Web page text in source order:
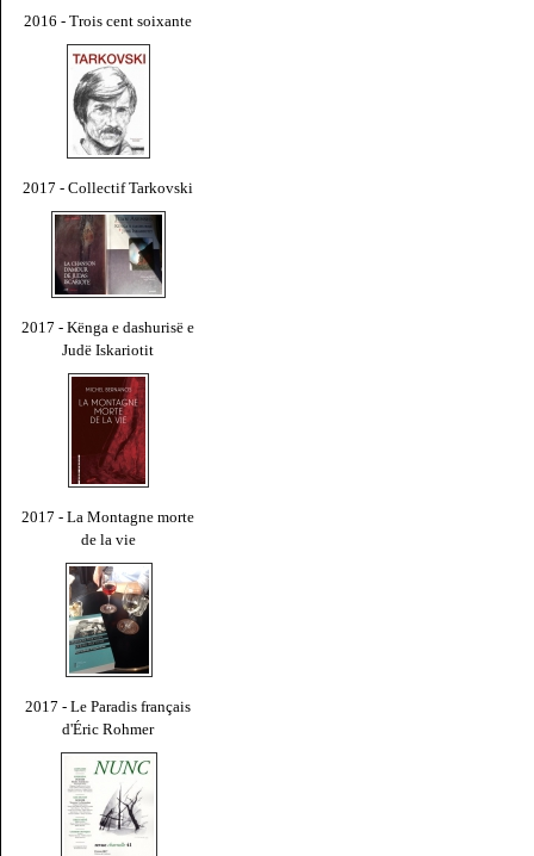
2016 - Trois cent soixante
2017 - Collectif Tarkovski
2017 - Kënga e dashurisë e
Judë Iskariotit
2017 - La Montagne morte
de la vie
2017 - Le Paradis français
d'Éric Rohmer